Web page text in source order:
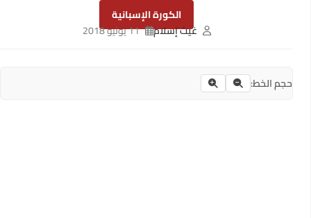
الكورة الإسبانية
غيث إسلام
11 يونيو 2018
حجم الخط: